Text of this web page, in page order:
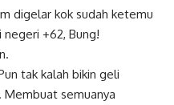
digelar kok sudah ketemu
negeri +62, Bung!
tak kalah bikin geli
Membuat semuanya